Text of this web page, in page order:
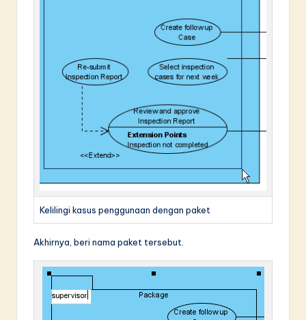
Kelilingi kasus penggunaan dengan paket
Akhirnya, beri nama paket tersebut.